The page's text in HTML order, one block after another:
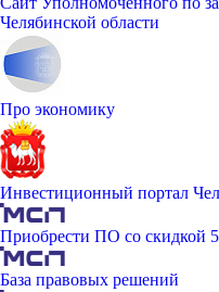
Челябинской области
Про экономику
Инвестиционный портал
Приобрести ПО со скидкой
База правовых решений